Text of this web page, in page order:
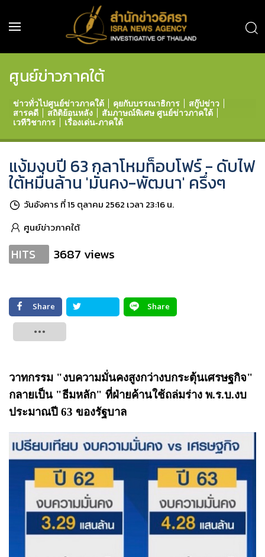
ศูนย์ข่าวภาคใต้
ข่าวทั่วไปศูนย์ข่าวภาคใต้ คุยกับบรรณาธิการ
สกู๊ปข่าว
สารคดี
สถิติย้อนหลัง
สัมภาษณ์พิเศษ ศูนย์ข่าวภาคใต้
เวทีวิชาการ
เรื่องเด่น-ภาคใต้
แง้มงบปี 63 กลาโหมท็อบโฟร์ - ดับไฟ
ใต้หมื่นล้าน 'มั่นคง-พัฒนา' ครึ่งๆ
วันอังคาร ที่ 15 ตุลาคม 2562 เวลา 23:16 น.
ศูนย์ข่าวภาคใต้
HITS 3687 views
Share
Share
วาทกรรม "งบความมั่นคงสูงกว่างบกระตุ้นเศรษฐกิจ"
กลายเป็น "ธีมหลัก" ที่ฝ่ายค้านใช้ถล่มร่าง พ.ร.บ.งบ
ประมาณปี 63 ของรัฐบาล